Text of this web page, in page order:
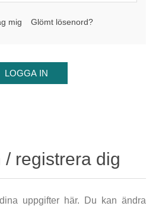
mig Glömt lösenord?
/ registrera dig
uppgifter här. Du kan ändra